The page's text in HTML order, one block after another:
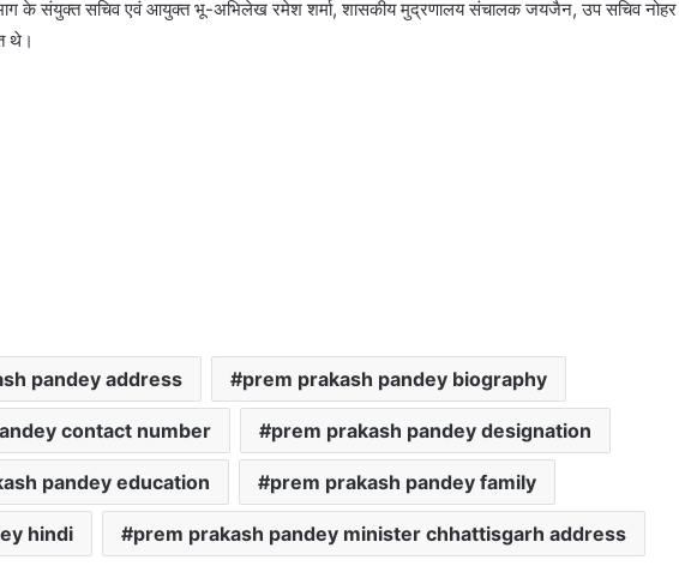
के संयुक्त सचिव एवं आयुक्त भू-अभिलेख रमेश शर्मा, शासकीय मुद्रणालय संचालक जयजैन, उप सचिव नोहर
थे।
pandey address prem prakash pandey biography
contact number prem prakash pandey designation
pandey education prem prakash pandey family
hindi prem prakash pandey minister chhattisgarh address